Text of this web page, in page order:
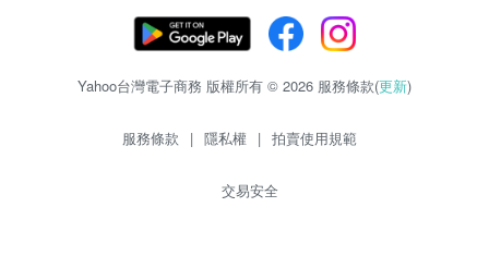
Yahoo台灣電子商務 版權所有 © 2026 服務條款(更新)
服務條款 | 隱私權 | 拍賣使用規範
交易安全